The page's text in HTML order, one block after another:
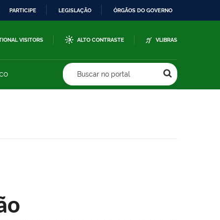
PARTICIPE LEGISLAÇÃO ÓRGÃOS DO GOVERNO
VISITORS ALTO CONTRASTE VLIBRAS
Buscar no portal